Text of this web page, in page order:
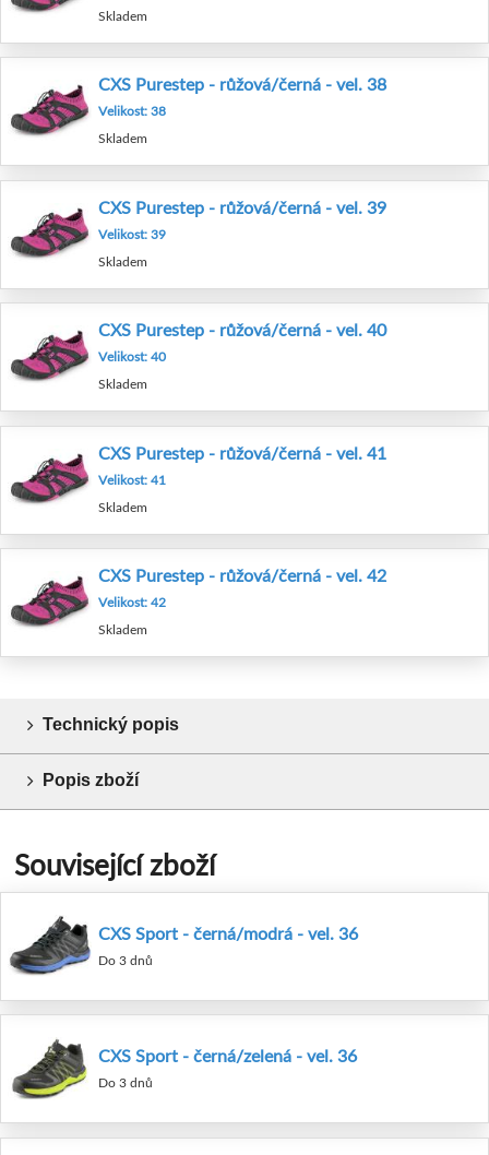
Skladem
CXS Purestep - růžová/černá - vel. 38
Velikost: 38
Skladem
CXS Purestep - růžová/černá - vel. 39
Velikost: 39
Skladem
CXS Purestep - růžová/černá - vel. 40
Velikost: 40
Skladem
CXS Purestep - růžová/černá - vel. 41
Velikost: 41
Skladem
CXS Purestep - růžová/černá - vel. 42
Velikost: 42
Skladem
Technický popis
Popis zboží
Související zboží
CXS Sport - černá/modrá - vel. 36
Do 3 dnů
CXS Sport - černá/zelená - vel. 36
Do 3 dnů